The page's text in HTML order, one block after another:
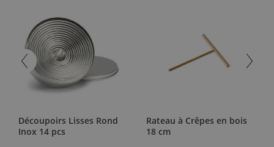
Découpoirs Lisses Rond
Inox 14 pcs
Rateau à Crêpes en bois
18 cm